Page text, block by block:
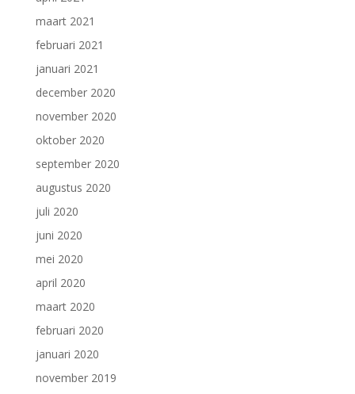
maart 2021
februari 2021
januari 2021
december 2020
november 2020
oktober 2020
september 2020
augustus 2020
juli 2020
juni 2020
mei 2020
april 2020
maart 2020
februari 2020
januari 2020
november 2019